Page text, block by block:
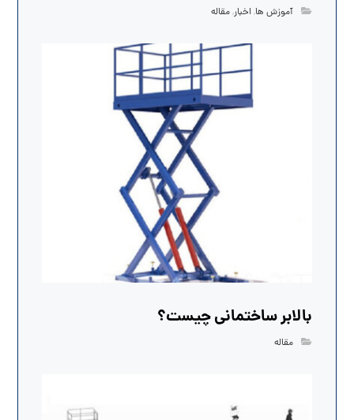
آموزش ها,اخبار,مقاله
بالابر ساختمانی چیست؟
مقاله